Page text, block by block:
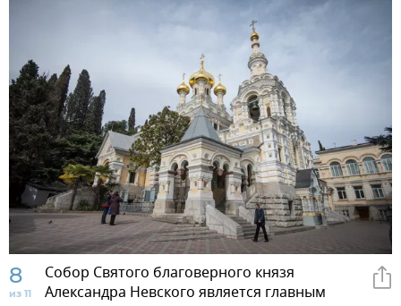
8
из 11
Собор Святого благоверного князя
Александра Невского является главным